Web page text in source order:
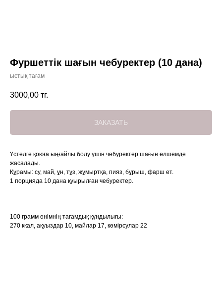
Фуршеттік шағын чебуректер (10 дана)
ыстық тағам
3000,00 тг.
ЗАКАЗАТЬ
Үстелге қоюға ыңғайлы болу үшін чебуректер шағын өлшемде
жасалады.
Құрамы: су, май, ұн, тұз, жұмыртқа, пияз, бұрыш, фарш ет.
1 порцияда 10 дана қуырылған чебуректер.
100 грамм өнімнің тағамдық құндылығы:
270 ккал, ақуыздар 10, майлар 17, көмірсулар 22